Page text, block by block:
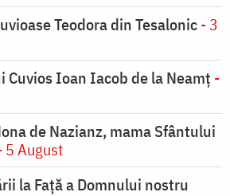
Teodora din Tesalonic- 3
Ioan Iacob de la Neamț -
de Nazianz, mama Sfântului
5 August
la Faţă a Domnului nostru